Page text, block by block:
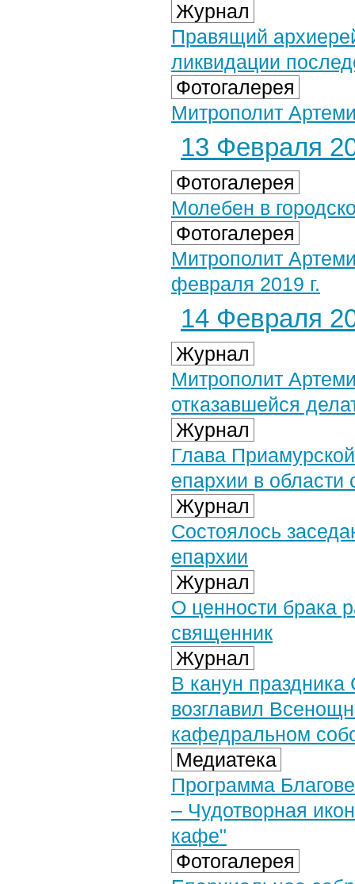
Журнал
Правящий
ликвидации
Фотогалерея
Митрополит
13 Февраля
Фотогалерея
Молебен в
Фотогалерея
Митрополит
февраля 2019 г.
14 Февраля
Журнал
Митрополит
отказавшейся
Журнал
Глава
епархии в области
Журнал
Состоялось
епархии
Журнал
О ценности брака
священник
Журнал
В канун
возглавил
кафедральном
Медиатека
Программа
– Чудотворная
кафе"
Фотогалерея